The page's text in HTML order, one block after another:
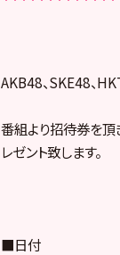
AKB48、SKE48、
番組より招待券を頂
レゼント致します。
■日付